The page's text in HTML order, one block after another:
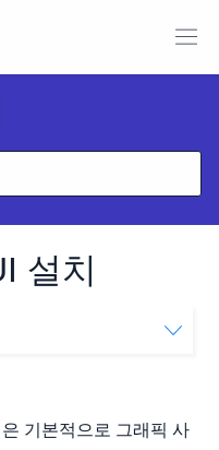
설치
기본적으로 그래픽 사